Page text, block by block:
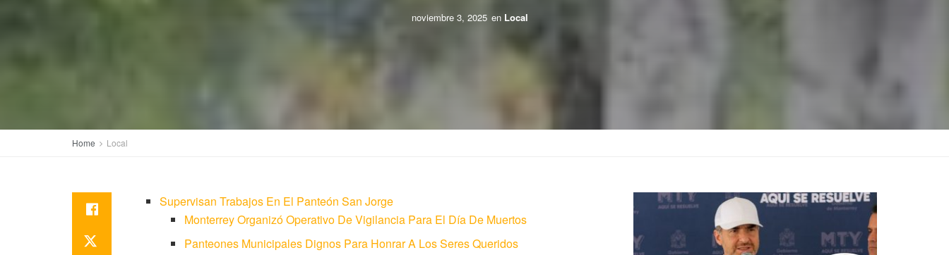
noviembre 3, 2025 en Local
Home Local
Supervisan Trabajos En El Panteón San Jorge
Monterrey Organizó Operativo De Vigilancia Para El Día De Muertos
Panteones Municipales Dignos Para Honrar A Los Seres Queridos